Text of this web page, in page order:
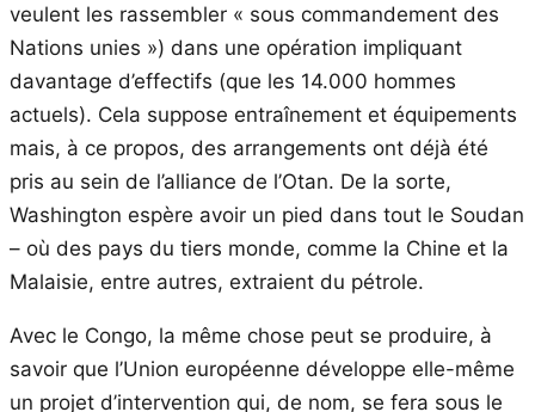
veulent les rassembler « sous commandement des
Nations unies ») dans une opération impliquant
davantage d’effectifs (que les 14.000 hommes
actuels). Cela suppose entraînement et équipements
mais, à ce propos, des arrangements ont déjà été
pris au sein de l’alliance de l’Otan. De la sorte,
Washington espère avoir un pied dans tout le Soudan
– où des pays du tiers monde, comme la Chine et la
Malaisie, entre autres, extraient du pétrole.
Avec le Congo, la même chose peut se produire, à
savoir que l’Union européenne développe elle-même
un projet d’intervention qui, de nom, se fera sous le